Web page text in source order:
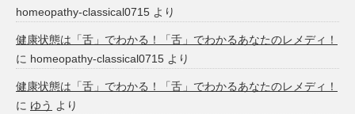
homeopathy-classical0715 より
健康状態は「舌」でわかる！「舌」でわかるあなたのレメディ！
に homeopathy-classical0715 より
健康状態は「舌」でわかる！「舌」でわかるあなたのレメディ！
に ゆう より